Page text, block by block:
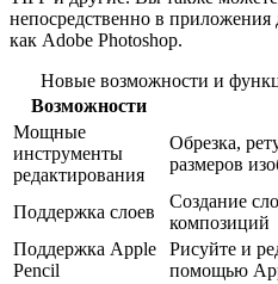
непосредственно в приложения
как Adobe Photoshop.
Новые возможности и
Возможности
Мощные
инструменты
редактирования
Обрезка,
размеров
Поддержка слоев
Создание
композиций
Поддержка Apple
Pencil
Рисуйте и
помощью